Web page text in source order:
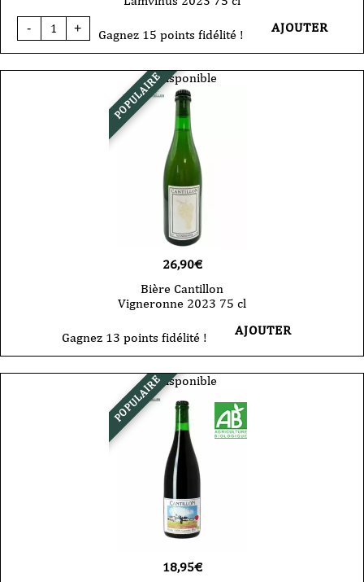
-
quantité
de
Saint
+ Gagnez 15 points fidélité ! AJOUTER
POPULAIREIndisponible
26,90€
Bière Cantillon
Vigneronne 2023 75 cl
Gagnez 13 points fidélité ! AJOUTER
POPULAIREIndisponible
18,95€